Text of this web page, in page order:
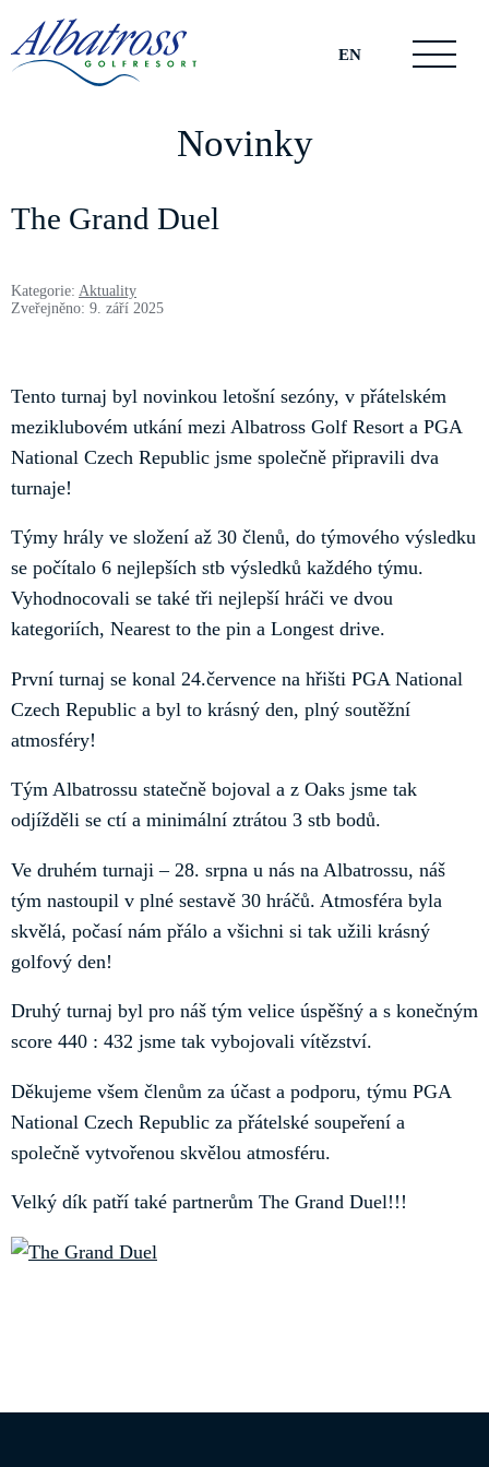
EN
Novinky
The Grand Duel
Kategorie: Aktuality
Zveřejněno: 9. září 2025
Tento turnaj byl novinkou letošní sezóny, v přátelském
meziklubovém utkání mezi Albatross Golf Resort a PGA
National Czech Republic jsme společně připravili dva
turnaje!
Týmy hrály ve složení až 30 členů, do týmového výsledku
se počítalo 6 nejlepších stb výsledků každého týmu.
Vyhodnocovali se také tři nejlepší hráči ve dvou
kategoriích, Nearest to the pin a Longest drive.
První turnaj se konal 24.července na hřišti PGA National
Czech Republic a byl to krásný den, plný soutěžní
atmosféry!
Tým Albatrossu statečně bojoval a z Oaks jsme tak
odjížděli se ctí a minimální ztrátou 3 stb bodů.
Ve druhém turnaji – 28. srpna u nás na Albatrossu, náš
tým nastoupil v plné sestavě 30 hráčů. Atmosféra byla
skvělá, počasí nám přálo a všichni si tak užili krásný
golfový den!
Druhý turnaj byl pro náš tým velice úspěšný a s konečným
score 440 : 432 jsme tak vybojovali vítězství.
Děkujeme všem členům za účast a podporu, týmu PGA
National Czech Republic za přátelské soupeření a
společně vytvořenou skvělou atmosféru.
Velký dík patří také partnerům The Grand Duel!!!